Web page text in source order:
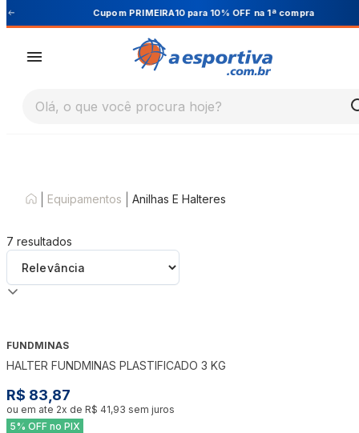
Cupom PRIMEIRA10 para 10% OFF na 1ª compra
Olá, o que você procura hoje?
Equipamentos Anilhas E Halteres
7 resultados
FUNDMINAS
HALTER FUNDMINAS PLASTIFICADO 3 KG
R$ 83,87
ou em ate 2x de R$ 41,93 sem juros
5% OFF no PIX